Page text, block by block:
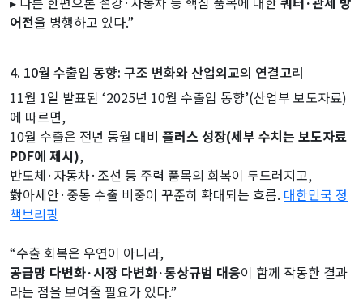
어전을 병행하고 있다.”
4. 10월 수출입 동향: 구조 변화와 산업외교의 연결고리
11월 1일 발표된 ‘2025년 10월 수출입 동향’(산업부 보도자료)
에 따르면,
10월 수출은 전년 동월 대비 플러스 성장(세부 수치는 보도자료
PDF에 제시),
반도체·자동차·조선 등 주력 품목의 회복이 두드러지고,
對아세안·중동 수출 비중이 꾸준히 확대되는 흐름. 대한민국 정
책브리핑
“수출 회복은 우연이 아니라,
공급망 다변화·시장 다변화·통상규범 대응이 함께 작동한 결과
라는 점을 보여줄 필요가 있다.”